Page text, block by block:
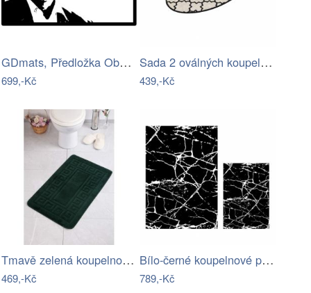
GDmats, Předložka Obušku z pytle ven…
699,-Kč
Sada 2 oválných koupelnových předložek…
439,-Kč
Tmavě zelená koupelnová předložka…
469,-Kč
Bílo-černé koupelnové předložky v sadě…
789,-Kč